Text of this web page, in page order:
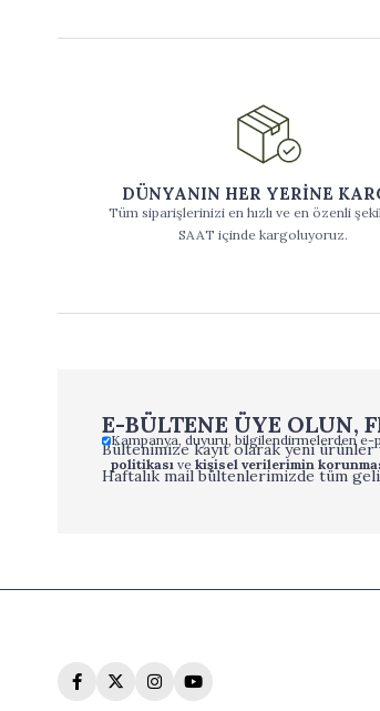
DÜNYANIN HER YERİNE
Tüm siparişlerinizi en hızlı ve en özenli
SAAT içinde kargoluyoruz.
E-BÜLTENE ÜYE OLUN,
Bültenimize kayıt olarak yeni
Haftalık mail bültenlerimizde tüm
Kampanya, duyuru, bilgilendirmelerden
politikasıve kişisel verilerimin